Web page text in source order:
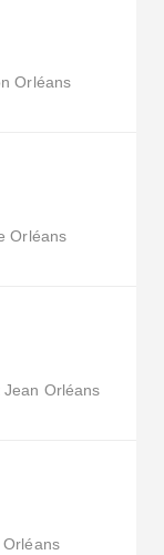
Orléans
Orléans
Orléans
Orléans